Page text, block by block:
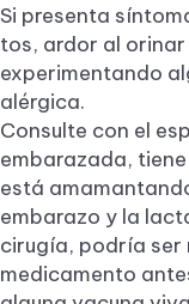
Si presenta
tos, ardor al orinar
experimentando
alérgica.
Consulte con el
embarazada,
está
embarazo y la
cirugía, podría ser
medicamento